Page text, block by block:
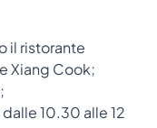
il ristorante
Xiang Cook;
10.30 alle 12